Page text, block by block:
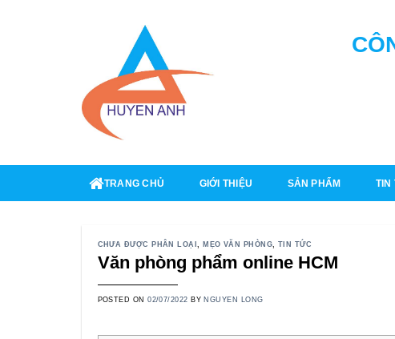
TRANG CHỦ GIỚI THIỆU SẢN PHẨM TIN
CHƯA ĐƯỢC PHÂN LOẠI MẸO VĂN PHÒNG TIN TỨC
Văn phòng phẩm online HCM
POSTED ON02/07/2022 BY NGUYEN LONG